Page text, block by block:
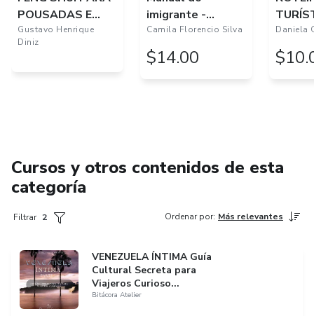
POUSADAS E
hotéis
Gustavo Henrique
Diniz
imigrante -
Portugal
Camila Florencio Silva
$14.00
Daniela
Cursos y otros contenidos de esta
categoría
Ordenar por: Más relevantes
Filtrar 2
VENEZUELA ÍNTIMA Guía
Cultural Secreta para
Viajeros Curioso...
Bitácora Atelier